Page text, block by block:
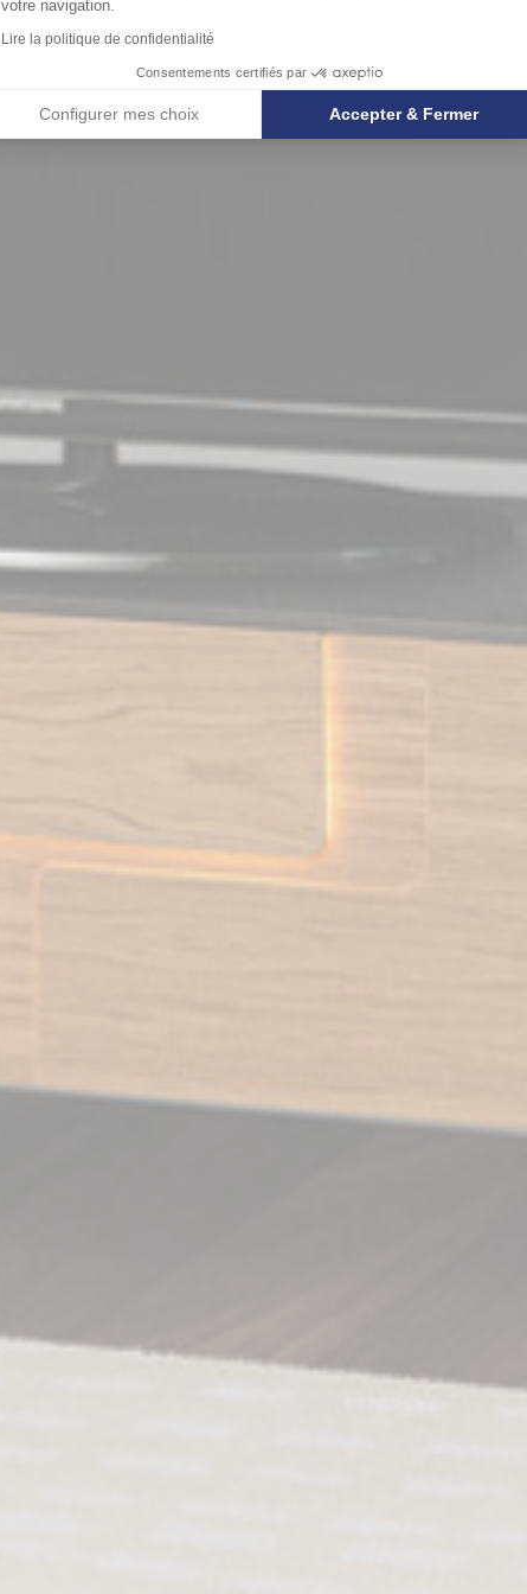
votre navigation.
Lire la politique de confidentialité
Consentements certifiés par
Configurer mes choix Accepter & Fermer